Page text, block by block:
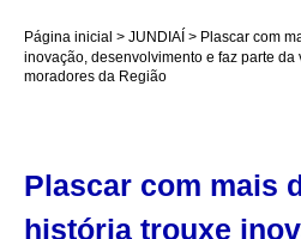
Página inicial JUNDIAÍ
Plascar com
inovação, desenvolvimento e faz parte
moradores da Região
Plascar com mais
história trouxe